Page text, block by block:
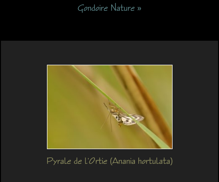
Gondoire Nature »
Pyrale de l'Ortie (Anania hortulata)